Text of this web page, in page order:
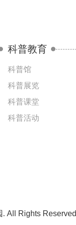
科普教育
科普馆
科普展览
科普课堂
科普活动
All Rights Reserved